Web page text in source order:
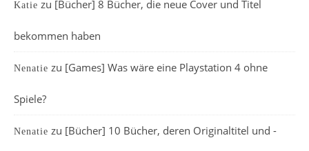
Katie zu [Bücher] 8 Bücher, die neue Cover und Titel
bekommen haben
Nenatie zu [Games] Was wäre eine Playstation 4 ohne
Spiele?
Nenatie zu [Bücher] 10 Bücher, deren Originaltitel und -